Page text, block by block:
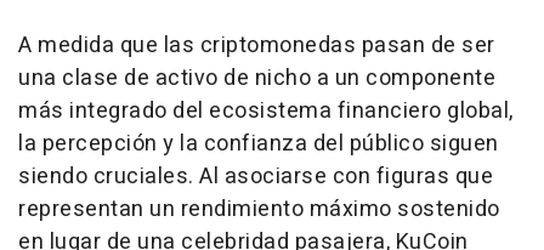
A medida que las criptomonedas pasan de ser
una clase de activo de nicho a un componente
más integrado del ecosistema financiero global,
la percepción y la confianza del público siguen
siendo cruciales. Al asociarse con figuras que
representan un rendimiento máximo sostenido
en lugar de una celebridad pasajera, KuCoin